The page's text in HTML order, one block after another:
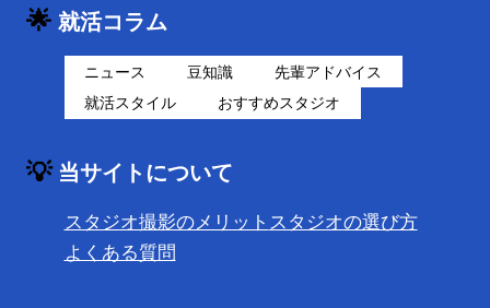
🌟 就活コラム
ニュース 豆知識
先輩アドバイス
就活スタイル
おすすめスタジオ
💡 当サイトについて
スタジオ撮影のメリット スタジオの選び方
よくある質問